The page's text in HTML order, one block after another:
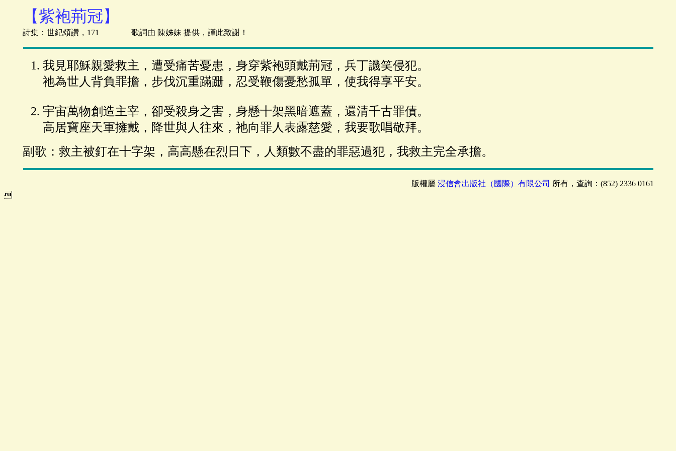
【紫袍荊冠】
詩集：世紀頌讚，171 歌詞由 陳姊妹 提供，謹此致謝！
我見耶穌親愛救主，遭受痛苦憂患，身穿紫袍頭戴荊冠，兵丁譏笑侵犯。
祂為世人背負罪擔，步伐沉重蹣跚，忍受鞭傷憂愁孤單，使我得享平安。
宇宙萬物創造主宰，卻受殺身之害，身懸十架黑暗遮蓋，還清千古罪債。
高居寶座天軍擁戴，降世與人往來，祂向罪人表露慈愛，我要歌唱敬拜。
副歌：救主被釘在十字架，高高懸在烈日下，人類數不盡的罪惡過犯，我救主完全承擔。
版權屬 浸信會出版社（國際）有限公司 所有，查詢：(852) 2336 0161
